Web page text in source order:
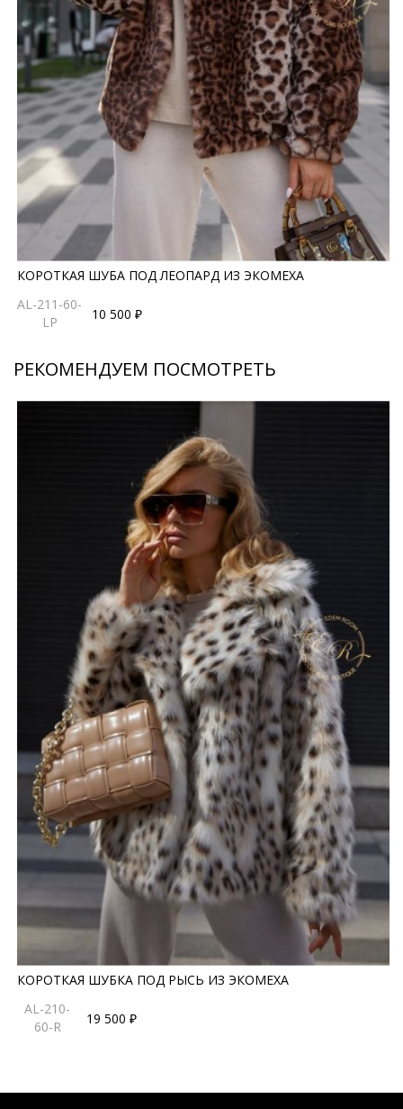
КОРОТКАЯ ШУБА ПОД ЛЕОПАРД ИЗ ЭКОМЕХА
AL-211-60-
LP
10 500 ₽
РЕКОМЕНДУЕМ ПОСМОТРЕТЬ
КОРОТКАЯ ШУБКА ПОД РЫСЬ ИЗ ЭКОМЕХА
AL-210-
60-R
19 500 ₽